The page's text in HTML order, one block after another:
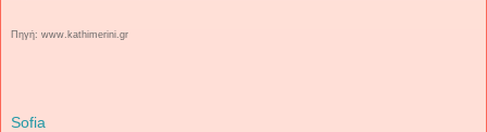
Πηγή: www.kathimerini.gr
Sofia